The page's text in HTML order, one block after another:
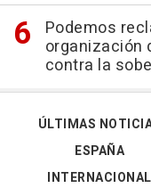
Podemos
organización
contra la
ÚLTIMAS
ESPAÑA
INTERNACIONAL